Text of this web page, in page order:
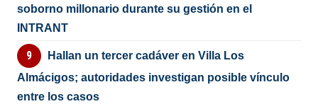
soborno millonario durante su gestión en el
INTRANT
Hallan un tercer cadáver en Villa Los
Almácigos; autoridades investigan posible vínculo
entre los casos